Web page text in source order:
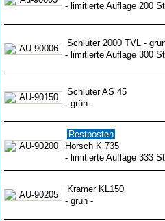
- limitierte Auflage 200
Schlüter 2000 TVL -
- limitierte Auflage 300
Schlüter AS 45
- grün -
Restposten
Horsch K 735
- limitierte Auflage 333
Kramer KL150
- grün -